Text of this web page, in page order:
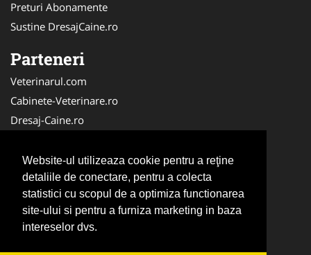
Website-ul utilizeaza cookie pentru a reţine
detaliile de conectare, pentru a colecta
statistici cu scopul de a optimiza functionarea
site-ului si pentru a furniza marketing in baza
intereselor dvs.
Preturi Abonamente
Sustine DresajCaine.ro
Parteneri
Veterinarul.com
Cabinete-Veterinare.ro
Dresaj-Caine.ro
Medic-Bun.com
SalonFrizerieCanina.com
DresajCaine.ro
NonStopDeschis.ro